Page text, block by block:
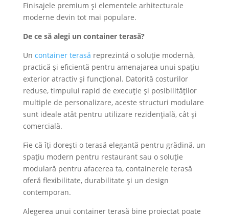
Finisajele premium și elementele arhitecturale
moderne devin tot mai populare.
De ce să alegi un container terasă?
Un container terasă reprezintă o soluție modernă,
practică și eficientă pentru amenajarea unui spațiu
exterior atractiv și funcțional. Datorită costurilor
reduse, timpului rapid de execuție și posibilităților
multiple de personalizare, aceste structuri modulare
sunt ideale atât pentru utilizare rezidențială, cât și
comercială.
Fie că îți dorești o terasă elegantă pentru grădină, un
spațiu modern pentru restaurant sau o soluție
modulară pentru afacerea ta, containerele terasă
oferă flexibilitate, durabilitate și un design
contemporan.
Alegerea unui container terasă bine proiectat poate